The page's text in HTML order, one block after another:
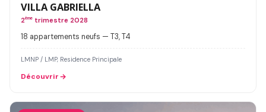
VILLA GABRIELLA
2ème trimestre 2028
18 appartements neufs — T3, T4
LMNP / LMP, Residence Principale
Découvrir